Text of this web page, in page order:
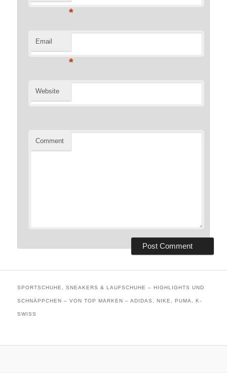
*
Email
*
Website
Comment
SPORTSCHUHE, SNEAKERS & LAUFSCHUHE – HIGHLIGHTS UND
SCHNÄPPCHEN – VON TOP MARKEN – ADIDAS, NIKE, PUMA, K-
SWISS